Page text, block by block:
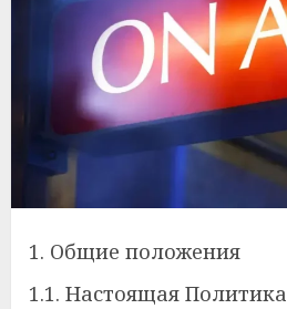
1. Общие положения
1.1. Настоящая Политика